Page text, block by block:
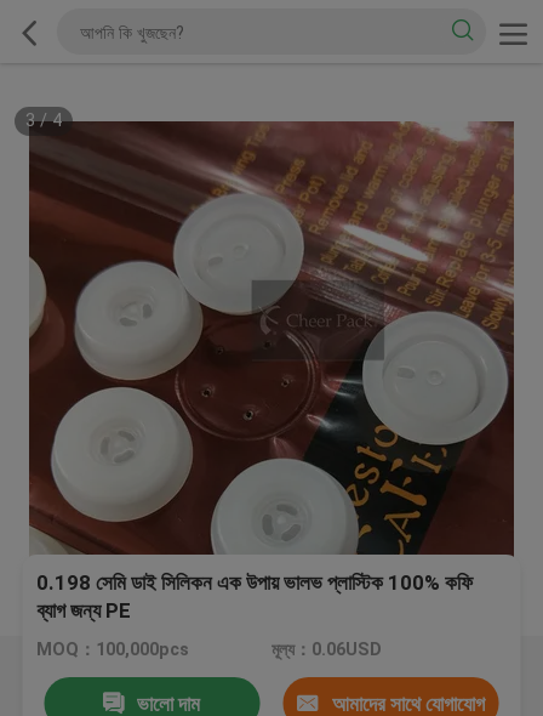
3/4
0.198 সেমি ডাই সিলিকন এক উপায় ভালভ প্লাস্টিক 100% কফি
ব্যাগ জন্য PE
MOQ：100,000pcs মূল্য：0.06USD
ভালো দাম আমাদের সাথে যোগাযোগ